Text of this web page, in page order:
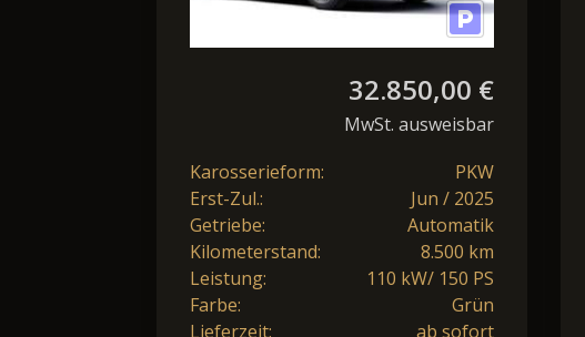
32.850,00 €
MwSt. ausweisbar
Karosserieform:
PKW
Erst-Zul.:
Jun / 2025
Getriebe:
Automatik
Kilometerstand:
8.500 km
Leistung:
110 kW/ 150 PS
Farbe:
Grün
Lieferzeit:
ab sofort